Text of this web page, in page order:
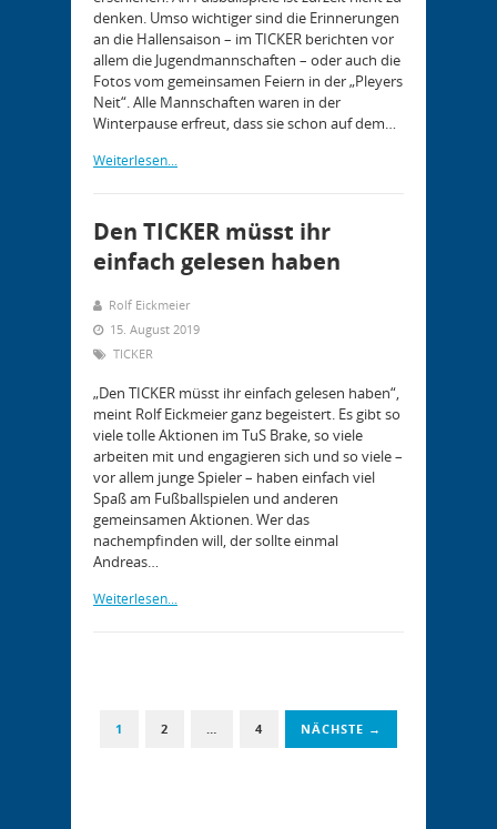
denken. Umso wichtiger sind die Erinnerungen
an die Hallensaison – im TICKER berichten vor
allem die Jugendmannschaften – oder auch die
Fotos vom gemeinsamen Feiern in der „Pleyers
Neit“. Alle Mannschaften waren in der
Winterpause erfreut, dass sie schon auf dem…
Weiterlesen...
Den TICKER müsst ihr
einfach gelesen haben
Rolf Eickmeier
15. August 2019
TICKER
„Den TICKER müsst ihr einfach gelesen haben“,
meint Rolf Eickmeier ganz begeistert. Es gibt so
viele tolle Aktionen im TuS Brake, so viele
arbeiten mit und engagieren sich und so viele –
vor allem junge Spieler – haben einfach viel
Spaß am Fußballspielen und anderen
gemeinsamen Aktionen. Wer das
nachempfinden will, der sollte einmal
Andreas…
Weiterlesen...
1 2 … 4 NÄCHSTE →